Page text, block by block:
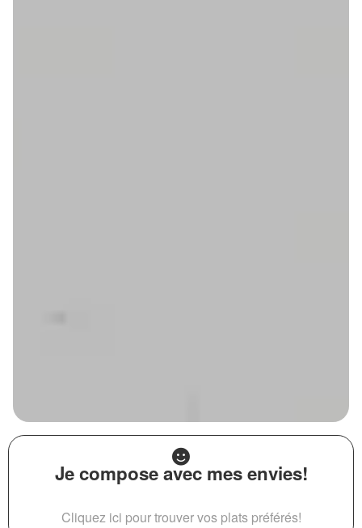
Je compose avec mes envies!
Cliquez ici pour trouver vos plats préférés!